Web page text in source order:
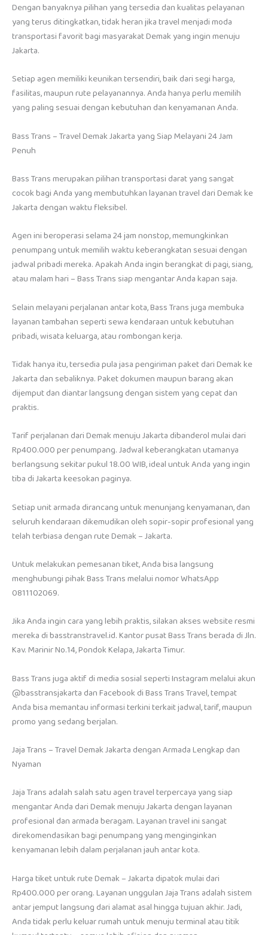
Dengan banyaknya pilihan yang tersedia dan kualitas pelayanan
yang terus ditingkatkan, tidak heran jika travel menjadi moda
transportasi favorit bagi masyarakat Demak yang ingin menuju
Jakarta.
Setiap agen memiliki keunikan tersendiri, baik dari segi harga,
fasilitas, maupun rute pelayanannya. Anda hanya perlu memilih
yang paling sesuai dengan kebutuhan dan kenyamanan Anda.
Bass Trans – Travel Demak Jakarta yang Siap Melayani 24 Jam
Penuh
Bass Trans merupakan pilihan transportasi darat yang sangat
cocok bagi Anda yang membutuhkan layanan travel dari Demak ke
Jakarta dengan waktu fleksibel.
Agen ini beroperasi selama 24 jam nonstop, memungkinkan
penumpang untuk memilih waktu keberangkatan sesuai dengan
jadwal pribadi mereka. Apakah Anda ingin berangkat di pagi, siang,
atau malam hari – Bass Trans siap mengantar Anda kapan saja.
Selain melayani perjalanan antar kota, Bass Trans juga membuka
layanan tambahan seperti sewa kendaraan untuk kebutuhan
pribadi, wisata keluarga, atau rombongan kerja.
Tidak hanya itu, tersedia pula jasa pengiriman paket dari Demak ke
Jakarta dan sebaliknya. Paket dokumen maupun barang akan
dijemput dan diantar langsung dengan sistem yang cepat dan
praktis.
Tarif perjalanan dari Demak menuju Jakarta dibanderol mulai dari
Rp400.000 per penumpang. Jadwal keberangkatan utamanya
berlangsung sekitar pukul 18.00 WIB, ideal untuk Anda yang ingin
tiba di Jakarta keesokan paginya.
Setiap unit armada dirancang untuk menunjang kenyamanan, dan
seluruh kendaraan dikemudikan oleh sopir-sopir profesional yang
telah terbiasa dengan rute Demak – Jakarta.
Untuk melakukan pemesanan tiket, Anda bisa langsung
menghubungi pihak Bass Trans melalui nomor WhatsApp
0811102069.
Jika Anda ingin cara yang lebih praktis, silakan akses website resmi
mereka di basstranstravel.id. Kantor pusat Bass Trans berada di Jln.
Kav. Marinir No.14, Pondok Kelapa, Jakarta Timur.
Bass Trans juga aktif di media sosial seperti Instagram melalui akun
@basstransjakarta dan Facebook di Bass Trans Travel, tempat
Anda bisa memantau informasi terkini terkait jadwal, tarif, maupun
promo yang sedang berjalan.
Jaja Trans – Travel Demak Jakarta dengan Armada Lengkap dan
Nyaman
Jaja Trans adalah salah satu agen travel terpercaya yang siap
mengantar Anda dari Demak menuju Jakarta dengan layanan
profesional dan armada beragam. Layanan travel ini sangat
direkomendasikan bagi penumpang yang menginginkan
kenyamanan lebih dalam perjalanan jauh antar kota.
Harga tiket untuk rute Demak – Jakarta dipatok mulai dari
Rp400.000 per orang. Layanan unggulan Jaja Trans adalah sistem
antar jemput langsung dari alamat asal hingga tujuan akhir. Jadi,
Anda tidak perlu keluar rumah untuk menuju terminal atau titik